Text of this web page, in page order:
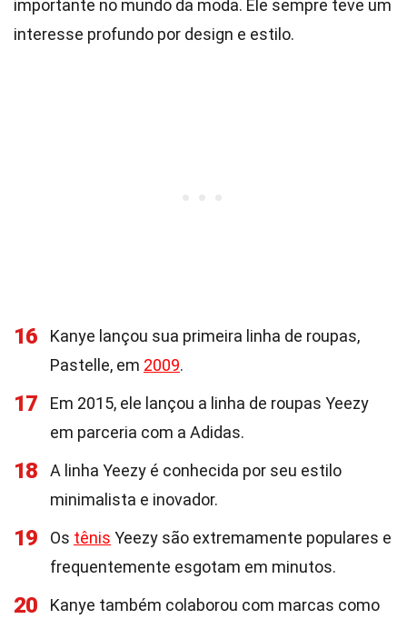
importante no mundo da moda. Ele sempre teve um
interesse profundo por design e estilo.
16
Kanye lançou sua primeira linha de roupas,
Pastelle, em 2009.
17
Em 2015, ele lançou a linha de roupas Yeezy
em parceria com a Adidas.
18
A linha Yeezy é conhecida por seu estilo
minimalista e inovador.
19 Os tênis Yeezy são extremamente populares e
frequentemente esgotam em minutos.
20
Kanye também colaborou com marcas como